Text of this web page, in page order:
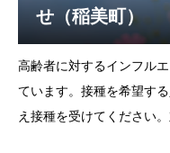
せ（稲美町）
高齢者に対するインフル
ています。接種を希望す
え接種を受けてください